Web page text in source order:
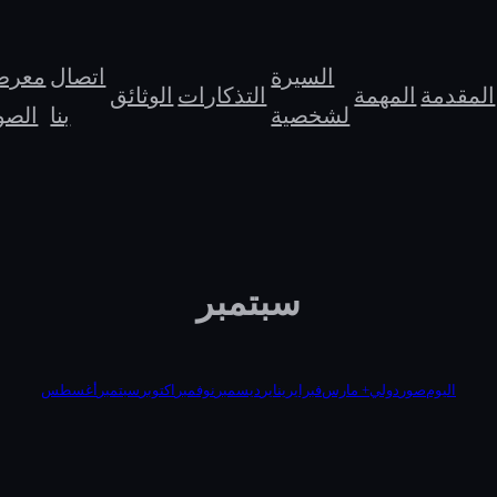
اتصال
بنا
الوثائق التذكارات
السيرة
لشخصية
المهمة المقدمة
سبتمبر
أغسطس سبتمبر اكتوبر نوفمبر ديسمبر يناير فبراير مارس +دولي صوراليوم